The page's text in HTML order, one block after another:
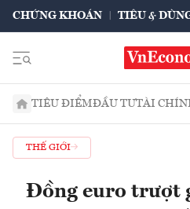
CHỨNG KHOÁN TIÊU &
TIÊU ĐIỂMĐẦU TƯTÀI
THẾ GIỚI
Đồng euro trượt